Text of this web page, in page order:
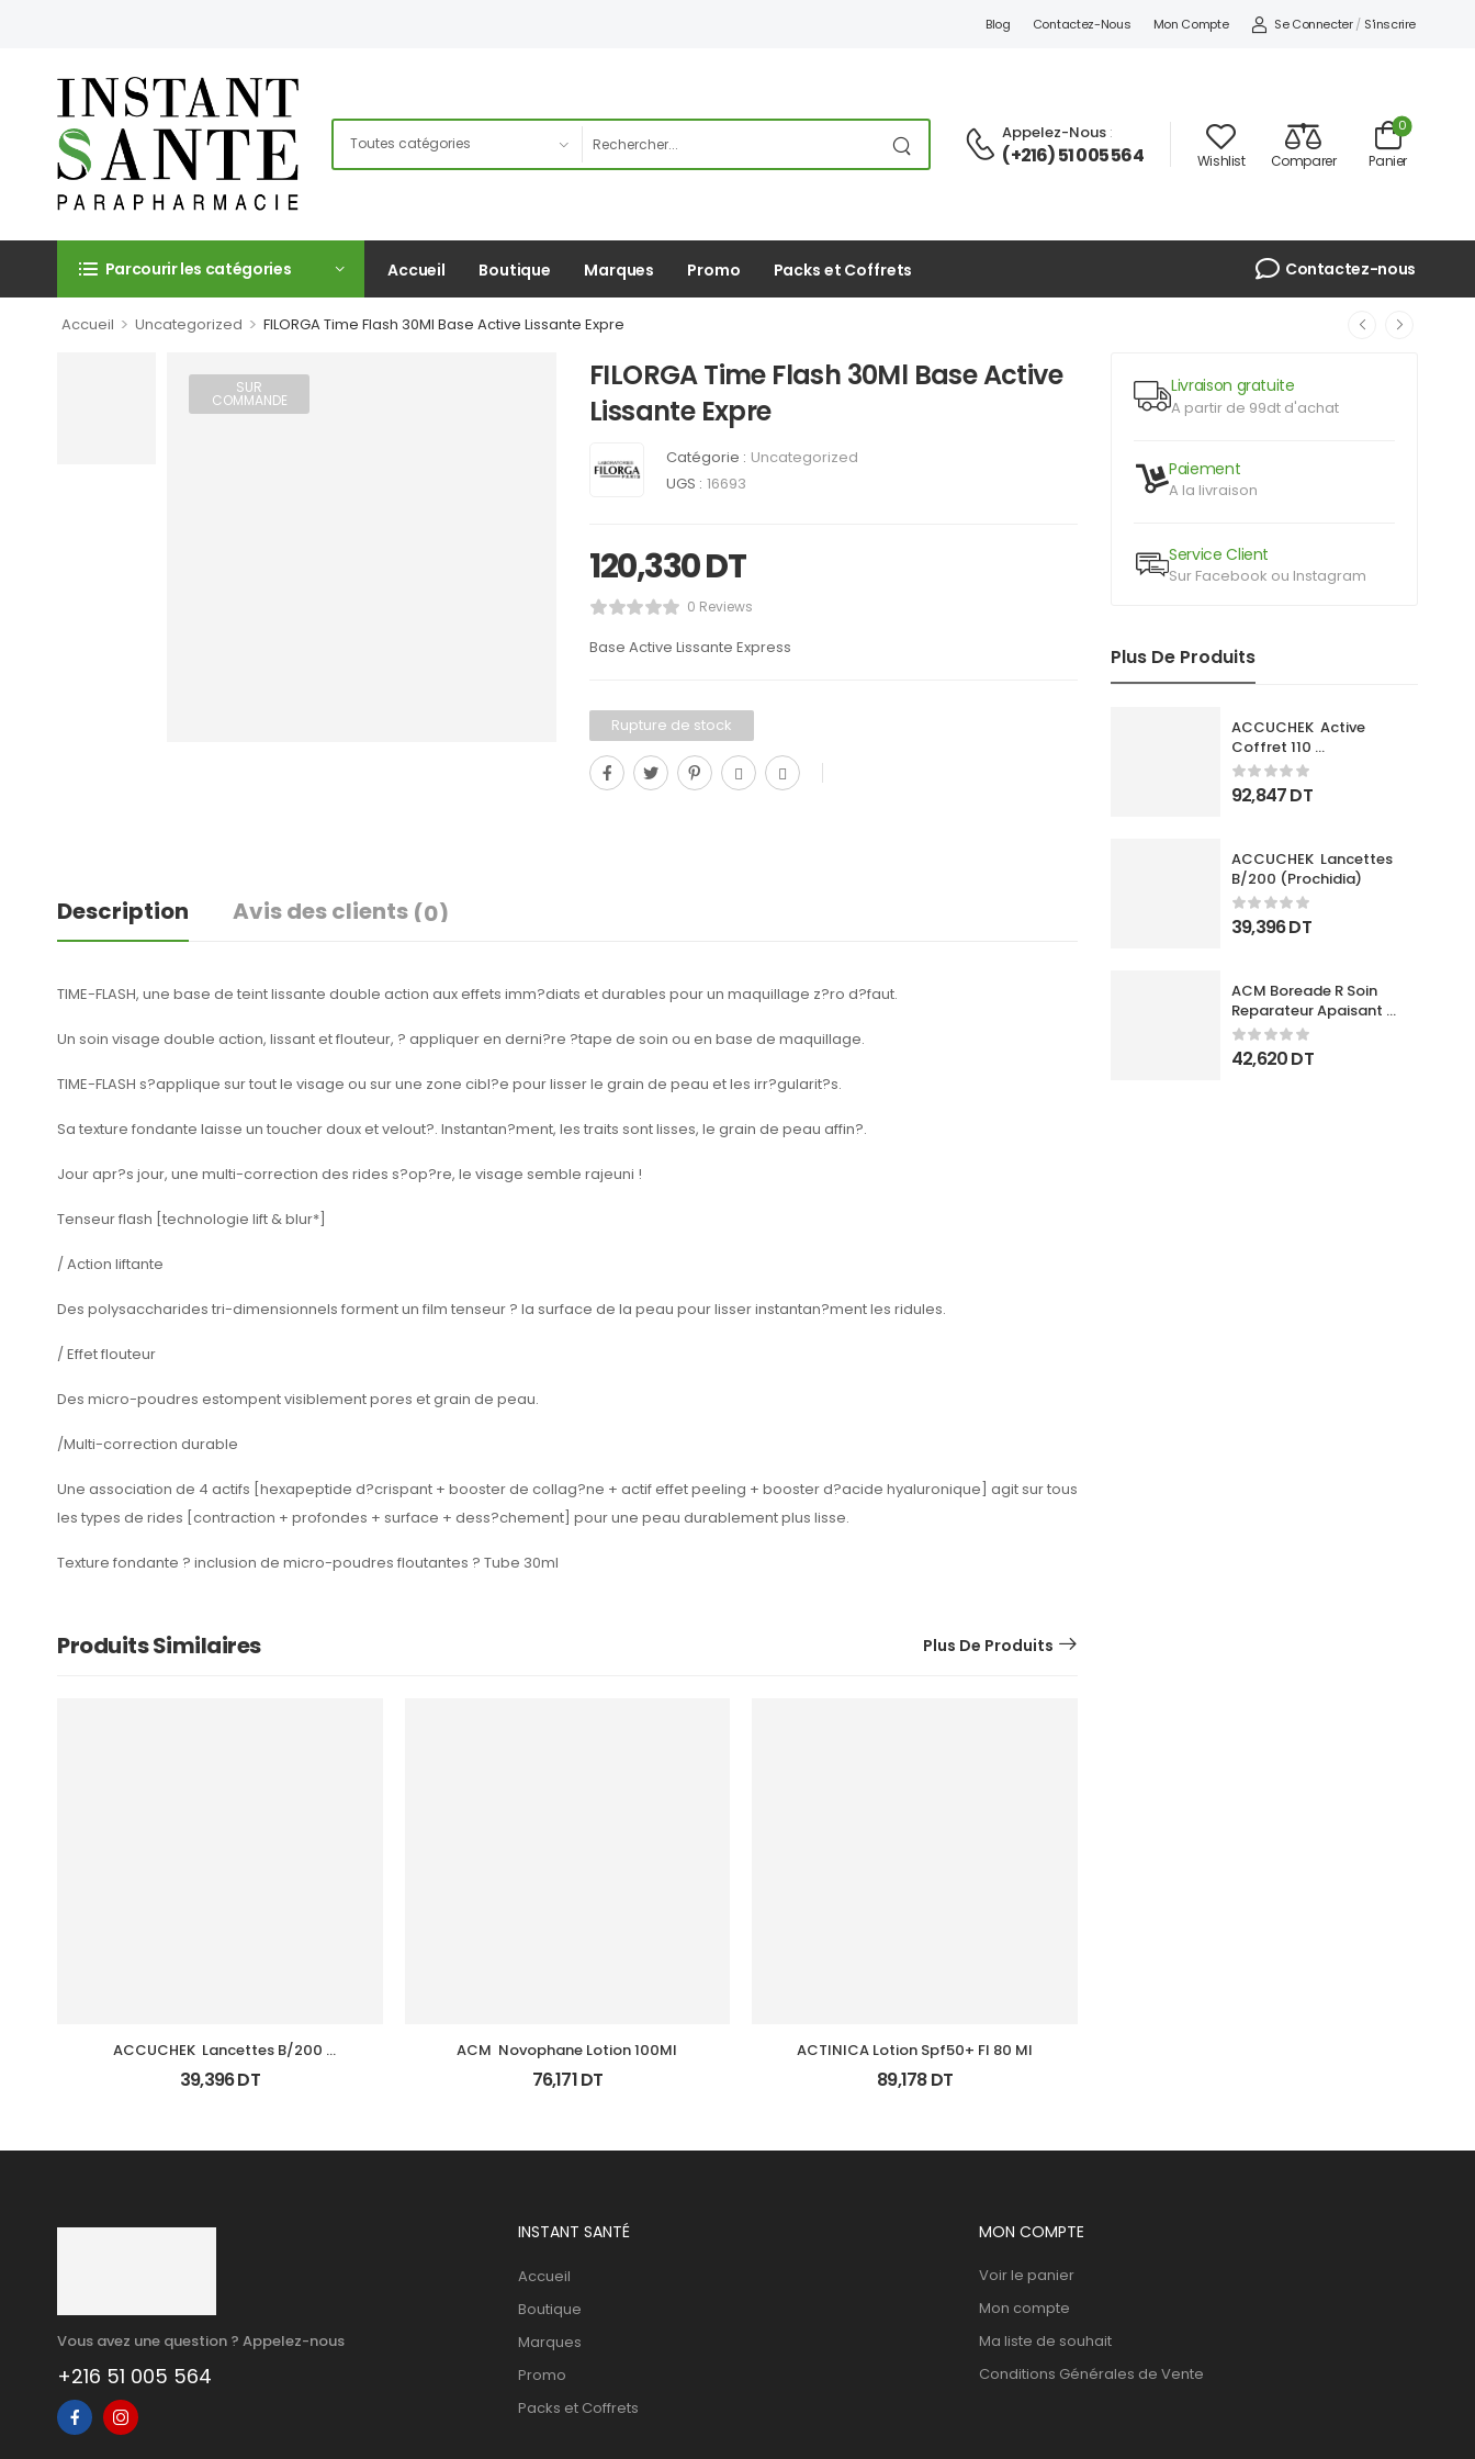
Blog Contactez-Nous Mon Compte Se Connecter / S'inscrire
Appelez-Nous :
(+216) 51 005 564 Wishlist Comparer Panier
0
Parcourir les catégories Accueil Boutique Marques Promo Packs et Coffrets Contactez-nous
Accueil > Uncategorized > FILORGA Time Flash 30Ml Base Active Lissante Expre
Livraison gratuite
A partir de 99dt d'achat
Paiement
A la livraison
Service Client
Sur Facebook ou Instagram
Plus De Produits
ACCUCHEK  Active
Coffret 110
Bandlettes+Appareil
92,847DT
ACCUCHEK  Lancettes
B/200 (Prochidia)
39,396DT
ACM Boreade R Soin
Reparateur Apaisant
40Ml
42,620DT
SUR
COMMANDE
FILORGA Time Flash 30Ml Base Active
Lissante Expre
Catégorie : Uncategorized
UGS : 16693
120,330DT
0 Reviews
Base Active Lissante Express
Rupture de stock
Description Avis des clients (0)
TIME-FLASH, une base de teint lissante double action aux effets imm?diats et durables pour un maquillage z?ro d?faut.
Un soin visage double action, lissant et flouteur, ? appliquer en derni?re ?tape de soin ou en base de maquillage.
TIME-FLASH s?applique sur tout le visage ou sur une zone cibl?e pour lisser le grain de peau et les irr?gularit?s.
Sa texture fondante laisse un toucher doux et velout?. Instantan?ment, les traits sont lisses, le grain de peau affin?.
Jour apr?s jour, une multi-correction des rides s?op?re, le visage semble rajeuni !
Tenseur flash [technologie lift & blur*]
/ Action liftante
Des polysaccharides tri-dimensionnels forment un film tenseur ? la surface de la peau pour lisser instantan?ment les ridules.
/ Effet flouteur
Des micro-poudres estompent visiblement pores et grain de peau.
/Multi-correction durable
Une association de 4 actifs [hexapeptide d?crispant + booster de collag?ne + actif effet peeling + booster d?acide hyaluronique] agit sur tous
les types de rides [contraction + profondes + surface + dess?chement] pour une peau durablement plus lisse.
Texture fondante ? inclusion de micro-poudres floutantes ? Tube 30ml
Produits Similaires Plus De Produits
ACCUCHEK  Lancettes B/200
(Prochidia)
39,396DT
ACM  Novophane Lotion 100Ml
76,171DT
ACTINICA Lotion Spf50+ Fl 80 Ml
89,178DT
Vous avez une question ? Appelez-nous
+216 51 005 564
INSTANT SANTÉ
Accueil
Boutique
Marques
Promo
Packs et Coffrets
MON COMPTE
Voir le panier
Mon compte
Ma liste de souhait
Conditions Générales de Vente